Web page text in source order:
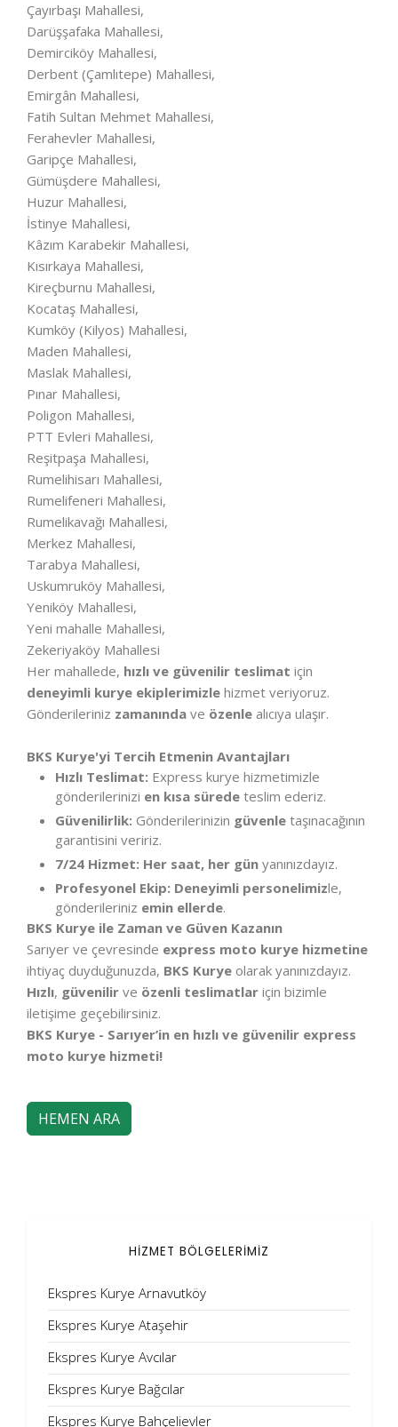
Çayırbaşı Mahallesi,
Darüşşafaka Mahallesi,
Demirciköy Mahallesi,
Derbent (Çamlıtepe) Mahallesi,
Emirgân Mahallesi,
Fatih Sultan Mehmet Mahallesi,
Ferahevler Mahallesi,
Garipçe Mahallesi,
Gümüşdere Mahallesi,
Huzur Mahallesi,
İstinye Mahallesi,
Kâzım Karabekir Mahallesi,
Kısırkaya Mahallesi,
Kireçburnu Mahallesi,
Kocataş Mahallesi,
Kumköy (Kilyos) Mahallesi,
Maden Mahallesi,
Maslak Mahallesi,
Pınar Mahallesi,
Poligon Mahallesi,
PTT Evleri Mahallesi,
Reşitpaşa Mahallesi,
Rumelihisarı Mahallesi,
Rumelifeneri Mahallesi,
Rumelikavağı Mahallesi,
Merkez Mahallesi,
Tarabya Mahallesi,
Uskumruköy Mahallesi,
Yeniköy Mahallesi,
Yeni mahalle Mahallesi,
Zekeriyaköy Mahallesi
Her mahallede, hızlı ve güvenilir teslimat için
deneyimli kurye ekiplerimizle hizmet veriyoruz.
Gönderileriniz zamanında ve özenle alıcıya ulaşır.
BKS Kurye'yi Tercih Etmenin Avantajları
Hızlı Teslimat: Express kurye hizmetimizle
gönderilerinizi en kısa sürede teslim ederiz.
Güvenilirlik: Gönderilerinizin güvenle taşınacağının
garantisini veririz.
7/24 Hizmet: Her saat, her gün yanınızdayız.
Profesyonel Ekip: Deneyimli personelimizle,
gönderileriniz emin ellerde.
BKS Kurye ile Zaman ve Güven Kazanın
Sarıyer ve çevresinde express moto kurye hizmetine
ihtiyaç duyduğunuzda, BKS Kurye olarak yanınızdayız.
Hızlı, güvenilir ve özenli teslimatlar için bizimle
iletişime geçebilirsiniz.
BKS Kurye - Sarıyer’in en hızlı ve güvenilir express
moto kurye hizmeti!
HEMEN ARA
HİZMET BÖLGELERİMİZ
Ekspres Kurye Arnavutköy
Ekspres Kurye Ataşehir
Ekspres Kurye Avcılar
Ekspres Kurye Bağcılar
Ekspres Kurye Bahçelievler